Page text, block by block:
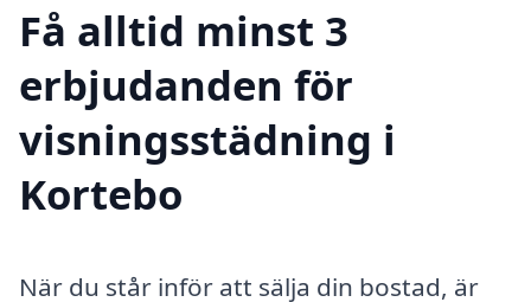
Få alltid minst 3
erbjudanden för
visningsstädning i
Kortebo
När du står inför att sälja din bostad, är